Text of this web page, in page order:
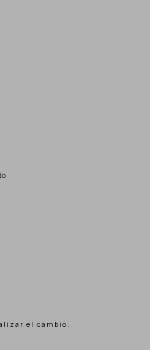
el cambio.